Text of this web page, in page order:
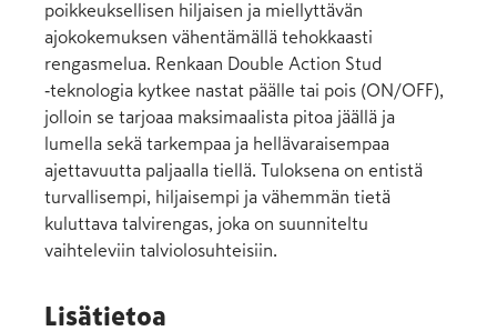
poikkeuksellisen hiljaisen ja miellyttävän
ajokokemuksen vähentämällä tehokkaasti
rengasmelua. Renkaan Double Action Stud
‑teknologia kytkee nastat päälle tai pois (ON/OFF),
jolloin se tarjoaa maksimaalista pitoa jäällä ja
lumella sekä tarkempaa ja hellävaraisempaa
ajettavuutta paljaalla tiellä. Tuloksena on entistä
turvallisempi, hiljaisempi ja vähemmän tietä
kuluttava talvirengas, joka on suunniteltu
vaihteleviin talviolosuhteisiin.
Lisätietoa